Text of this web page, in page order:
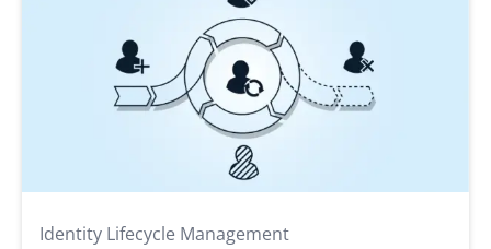
Identity Lifecycle Management